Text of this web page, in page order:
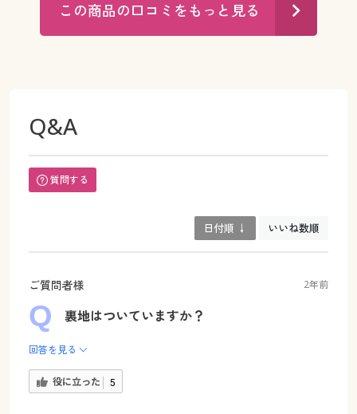
この商品の口コミをもっと見る
Q&A
質問する
日付順 ↓ いいね数順
ご質問者様 2年前
裏地はついていますか？
回答を見る
役に立った 5